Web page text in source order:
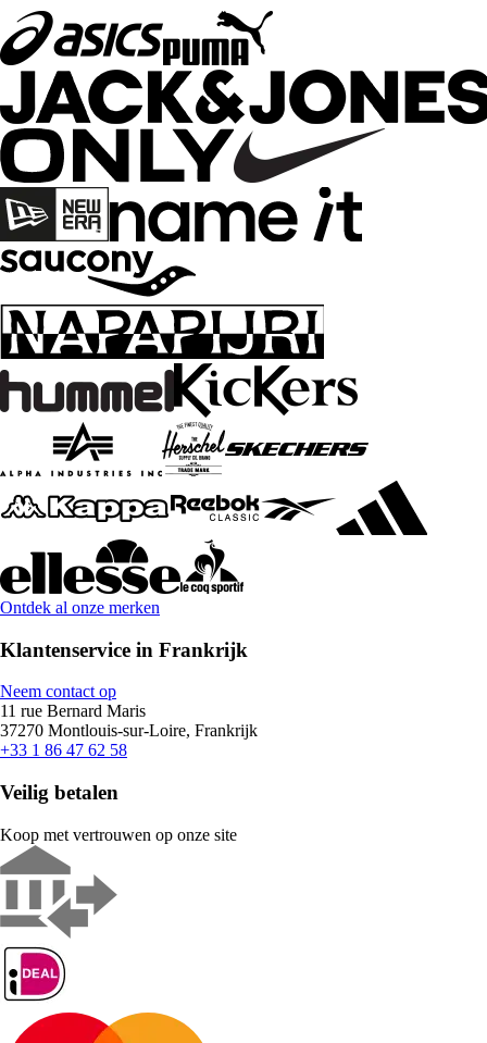
Ontdek al onze merken
Klantenservice in Frankrijk
Neem contact op
11 rue Bernard Maris
37270 Montlouis-sur-Loire, Frankrijk
+33 1 86 47 62 58
Veilig betalen
Koop met vertrouwen op onze site